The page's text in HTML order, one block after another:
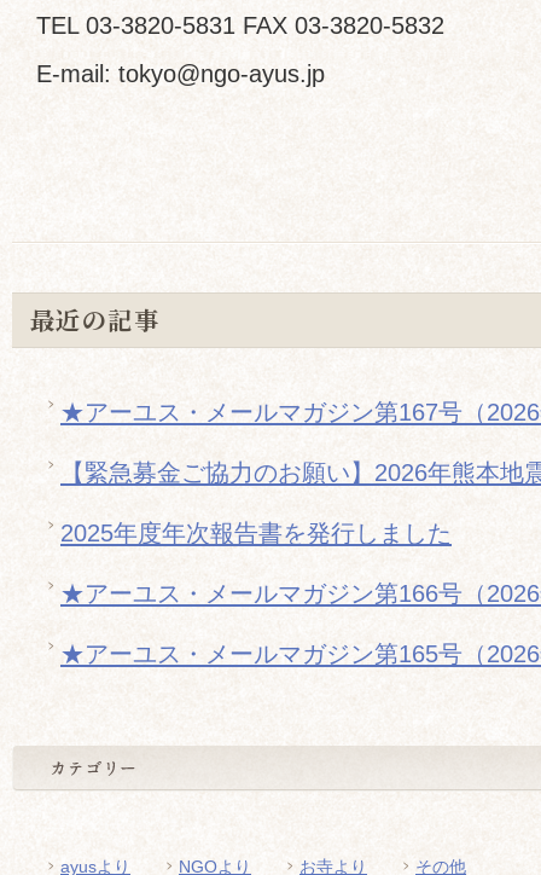
TEL 03-3820-5831 FAX 03-3820-5832
E-mail: tokyo@ngo-ayus.jp
最近の記事
★アーユス・メールマガジン第167号（
【緊急募金ご協力のお願い】2026年熊本地
2025年度年次報告書を発行しました
★アーユス・メールマガジン第166号（
★アーユス・メールマガジン第165号（
ayusより NGOより お寺より その他